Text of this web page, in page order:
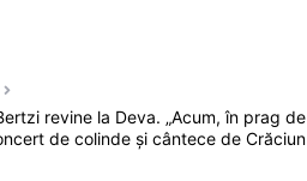
revine la Deva. „Acum, în prag de
de colinde și cântece de Crăciun